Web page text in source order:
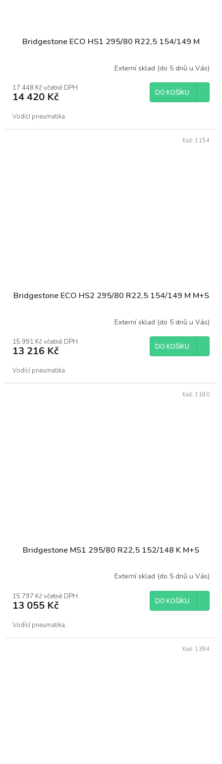
Bridgestone ECO HS1 295/80 R22,5 154/149 M
Externí sklad (do 5 dnů u Vás)
17 448 Kč včetně DPH
14 420 Kč DO KOŠÍKU
Vodící pneumatika.
Bridgestone ECO HS2 295/80 R22,5 154/149 M M+S
Externí sklad (do 5 dnů u Vás)
15 991 Kč včetně DPH
13 216 Kč DO KOŠÍKU
Vodící pneumatika.
Kód: 1154
Bridgestone MS1 295/80 R22,5 152/148 K M+S
Externí sklad (do 5 dnů u Vás)
15 797 Kč včetně DPH
13 055 Kč DO KOŠÍKU
Vodící pneumatika.
Kód: 1180
Kód: 1394